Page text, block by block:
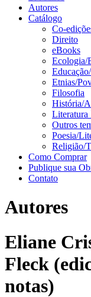
Autores
Catálogo
Co-
Direito
eBooks
Ecologia/
Etnias/
Filosofia
História/
Literatura
Outros
Poesia/
Religião/
Como Comprar
Publique sua
Contato
Autores
Eliane
Fleck
notas)